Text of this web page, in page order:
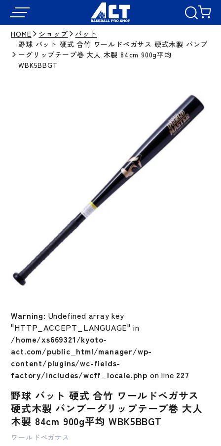
HOME ショップ
バット
野球 バット 硬式 合竹 ワールドペガサス 硬式木製 バンブ
ーグリップテープ巻 大人 木製 84cm 900g平均
WBK5BBGT
Warning: Undefined array key
"HTTP_ACCEPT_LANGUAGE" in
/home/xs669321/kyoto-
act.com/public_html/manager/wp-
content/plugins/wc-fields-
factory/includes/wcff_locale.php on line 227
野球 バット 硬式 合竹 ワールドペガサス
硬式木製 バンブーグリップテープ巻 大人
木製 84cm 900g平均 WBK5BBGT
ワールドペガサス